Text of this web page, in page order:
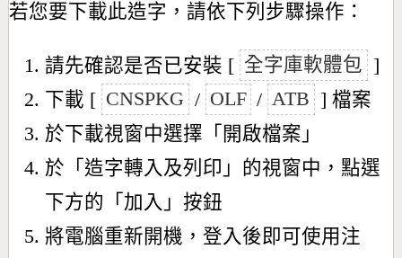
若您要下載此造字，請依下列步驟操作：
請先確認是否已安裝 [ 全字庫軟體包 ]
下載 [ CNSPKG / OLF / ATB ] 檔案
於下載視窗中選擇「開啟檔案」
於「造字轉入及列印」的視窗中，點選
下方的「加入」按鈕
將電腦重新開機，登入後即可使用注